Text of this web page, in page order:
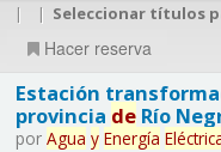
| | Seleccionar títulos
Hacer reserva
Estación
provincia deRío
por Agua y Energía